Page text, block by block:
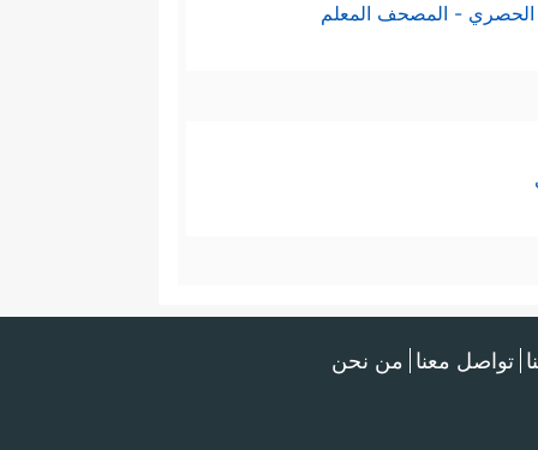
الحصري - المصحف المعلم
تواصل معنا من نحن